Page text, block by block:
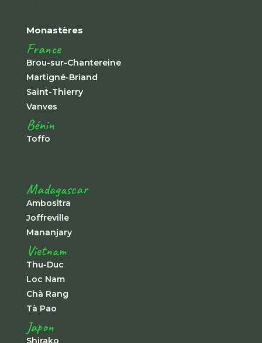
Monastères
France
Brou-sur-Chantereine
Martigné-Briand
Saint-Thierry
Vanves
Bénin
Toffo
Madagascar
Ambositra
Joffreville
Mananjary
Vietnam
Thu-Duc
Loc Nam
Chà Rang
Tà Pao
Japon
Shirako